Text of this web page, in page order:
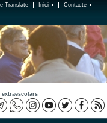
Contacte
Inici
Translate